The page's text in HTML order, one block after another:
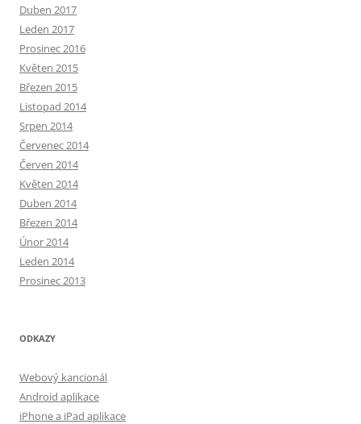
Duben 2017
Leden 2017
Prosinec 2016
Květen 2015
Březen 2015
Listopad 2014
Srpen 2014
Červenec 2014
Červen 2014
Květen 2014
Duben 2014
Březen 2014
Únor 2014
Leden 2014
Prosinec 2013
ODKAZY
Webový kancionál
Android aplikace
iPhone a iPad aplikace